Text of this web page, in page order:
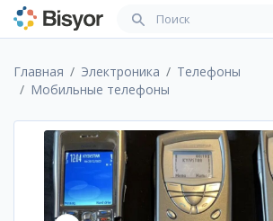
Главная Электроника
Телефоны
Мобильные телефоны